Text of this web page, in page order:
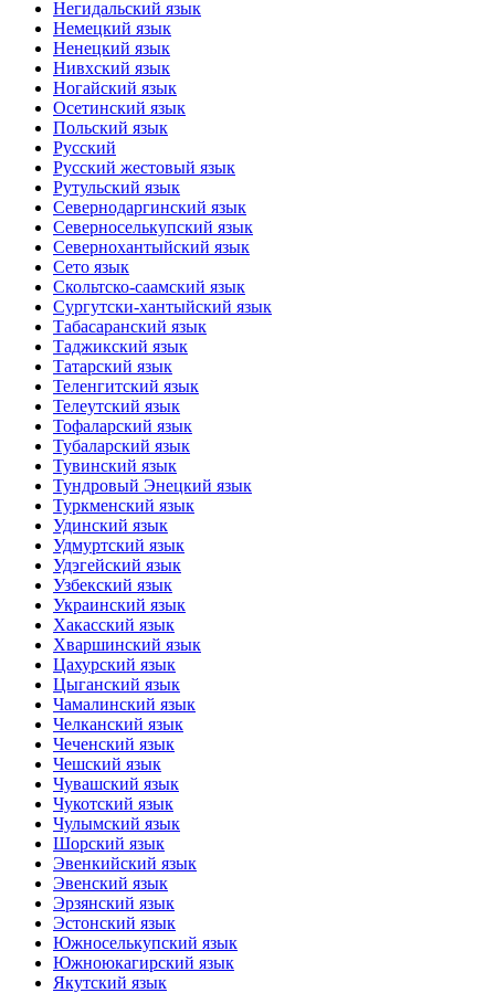
Негидальский язык
Немецкий язык
Ненецкий язык
Нивхский язык
Ногайский язык
Осетинский язык
Польский язык
Русский
Русский жестовый язык
Рутульский язык
Севернодаргинский язык
Северноселькупский язык
Севернохантыйский язык
Сето язык
Скольтско-саамский язык
Сургутски-хантыйский язык
Табасаранский язык
Таджикский язык
Татарский язык
Теленгитский язык
Телеутский язык
Тофаларский язык
Тубаларский язык
Тувинский язык
Тундровый Энецкий язык
Туркменский язык
Удинский язык
Удмуртский язык
Удэгейский язык
Узбекский язык
Украинский язык
Хакасский язык
Хваршинский язык
Цахурский язык
Цыганский язык
Чамалинский язык
Челканский язык
Чеченский язык
Чешский язык
Чувашский язык
Чукотский язык
Чулымский язык
Шорский язык
Эвенкийский язык
Эвенский язык
Эрзянский язык
Эстонский язык
Южноселькупский язык
Южноюкагирский язык
Якутский язык